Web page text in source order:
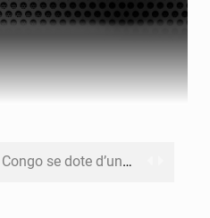
Le Congo se dote d’un programme national pour valoriser les produits forestiers non ligneux